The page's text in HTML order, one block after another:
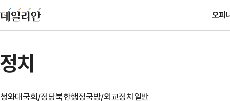
오피
정치
청와대국회/정당북한행정국방/외교정치일반